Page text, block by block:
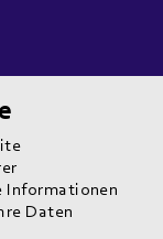
Informationen
Daten